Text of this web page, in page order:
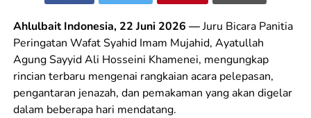
Ahlulbait Indonesia, 22 Juni 2026 —Juru Bicara Panitia
Peringatan Wafat Syahid Imam Mujahid, Ayatullah
Agung Sayyid Ali Hosseini Khamenei, mengungkap
rincian terbaru mengenai rangkaian acara pelepasan,
pengantaran jenazah, dan pemakaman yang akan digelar
dalam beberapa hari mendatang.